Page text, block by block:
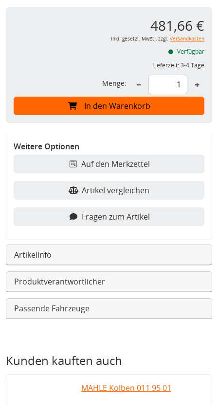
481,66 €
inkl. gesetzl. MwSt., zzgl. Versandkosten
Verfügbar
Lieferzeit:3-4 Tage
Menge: − +
In den Warenkorb
Weitere Optionen
Auf den Merkzettel
Artikel vergleichen
Fragen zum Artikel
Artikelinfo
Produktverantwortlicher
Passende Fahrzeuge
Kunden kauften auch
MAHLE Kolben 011 95 01